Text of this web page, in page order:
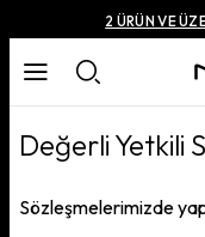
2 ÜRÜN VE
Değerli Yetkili
Sözleşmelerimizde